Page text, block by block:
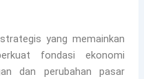
yang memainkan
fondasi ekonomi
dan perubahan pasar